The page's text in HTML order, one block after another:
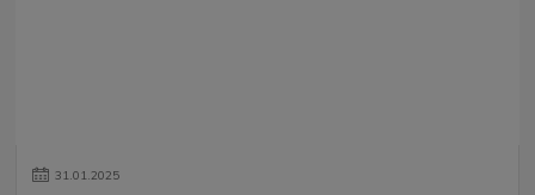
31.01.2025